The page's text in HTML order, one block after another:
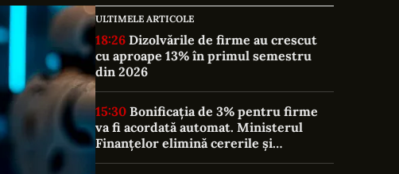
ULTIMELE ARTICOLE
18:26
cu aproape 13% în primul semestru
din 2026
15:30
va fi acordată automat. Ministerul
Finanțelor elimină cererile și
documentele suplimentare